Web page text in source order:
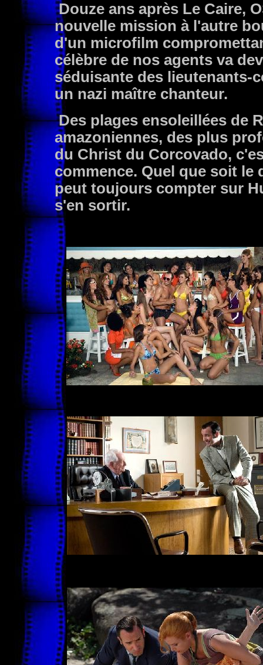
Douze ans après Le Caire,
nouvelle mission à l'autre
d'un microfilm
célèbre de nos agents va
séduisante des lieutenants-
un nazi maître chanteur.
Des plages ensoleillées de
amazoniennes, des plus
du Christ du Corcovado,
commence. Quel que soit le
peut toujours compter sur
s'en sortir.